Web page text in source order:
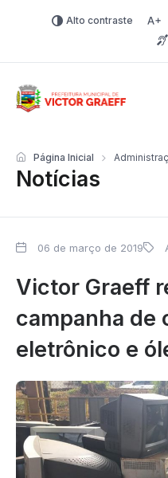
Alto contraste
Notícias
Página Inicial
06 de março de 2019
Victor Graeff
campanha de
eletrônico e